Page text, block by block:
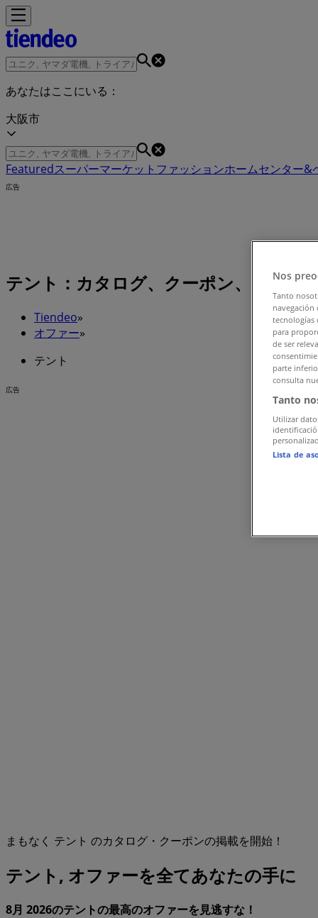
あなたはここにいる：
大阪市
Featuredスーパーマーケット ファッションホームセンター&
広告
テント：カタログ、クーポン、バーゲ
Tiendeo»
オファー»
テント
広告
まもなく テント のカタログ・クーポンの掲載を開始！
テント, オファーを全てあなたの手に
8月 2026のテントの最高のオファーを見逃すな！
Nos
Tanto
navegación
tecnologías
para
de ser
parte
consulta
Tanto
Utilizar
Lista de